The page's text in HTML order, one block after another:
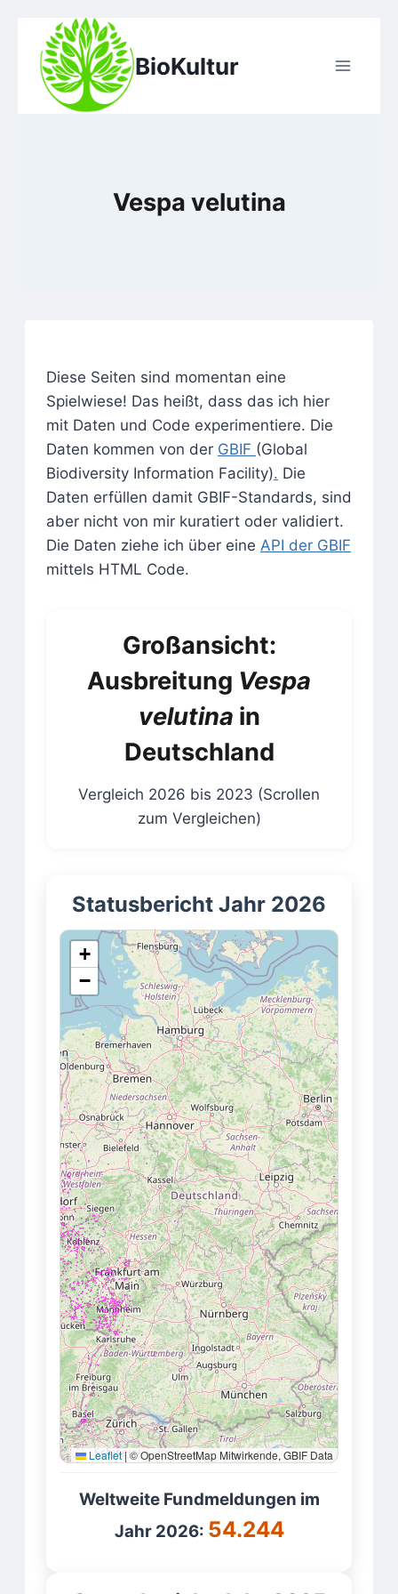
Inhalt
springen
BioKultur
Vespa velutina
Diese Seiten sind momentan eine
Spielwiese! Das heißt, dass das ich hier
mit Daten und Code experimentiere. Die
Daten kommen von der GBIF (Global
Biodiversity Information Facility). Die
Daten erfüllen damit GBIF-Standards, sind
aber nicht von mir kuratiert oder validiert.
Die Daten ziehe ich über eine API der GBIF
mittels HTML Code.
Großansicht:
Ausbreitung Vespa
velutina in
Deutschland
Vergleich 2026 bis 2023 (Scrollen
zum Vergleichen)
Statusbericht Jahr 2026
+
−
Leaflet|© OpenStreetMap Mitwirkende, GBIF Data
Weltweite Fundmeldungen im
Jahr 2026: 54.244